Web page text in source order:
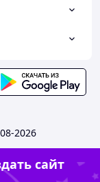
2026
сайт